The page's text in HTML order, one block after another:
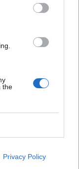
the
Privacy Policy